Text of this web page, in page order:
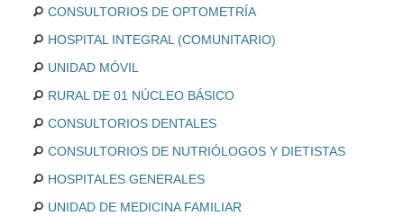
CONSULTORIOS DE OPTOMETRÍA
HOSPITAL INTEGRAL (COMUNITARIO)
UNIDAD MÓVIL
RURAL DE 01 NÚCLEO BÁSICO
CONSULTORIOS DENTALES
CONSULTORIOS DE NUTRIÓLOGOS Y DIETISTAS
HOSPITALES GENERALES
UNIDAD DE MEDICINA FAMILIAR